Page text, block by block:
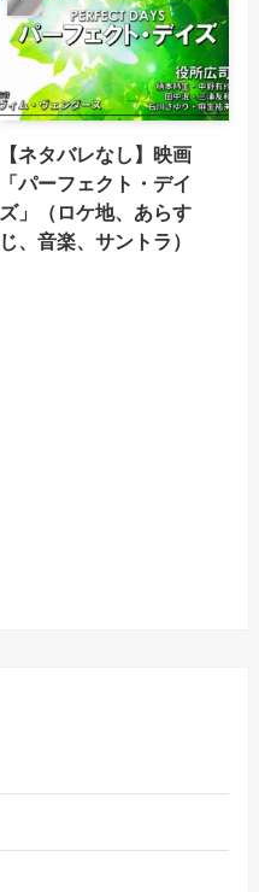
【ネタバレなし】映画
「パーフェクト・デイ
ズ」（ロケ地、あらす
じ、音楽、サントラ）